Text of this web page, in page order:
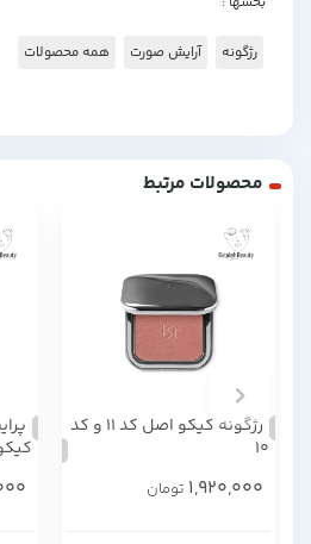
رژگونه آرایش صورت همه محصولات
محصولات مرتبط
رژگونه کیکو اصل کد 11 و کد
10
1,920,000 تومان
کیکو 50 میل